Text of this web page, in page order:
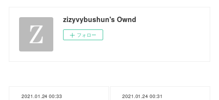
zizyvybushun's Ownd
フォロー
2021.01.24 00:33 2021.01.24 00:31